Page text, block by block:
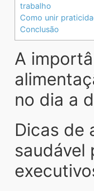
trabalho
Como unir
Conclusão
A
no dia a
Dicas de
saudável